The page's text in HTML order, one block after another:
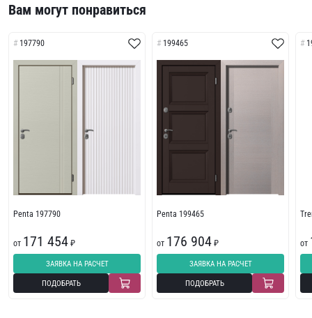
Вам могут понравиться
197790
Penta 197790
от 171 454 ₽
ЗАЯВКА НА РАСЧЕТ
ПОДОБРАТЬ
199465
Penta 199465
от 176 904 ₽
ЗАЯВКА НА РАСЧЕТ
ПОДОБРАТЬ
от